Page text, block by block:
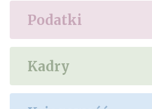
Podatki
Kadry